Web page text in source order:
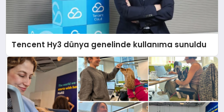
Tencent Hy3 dünya genelinde kullanıma sunuldu